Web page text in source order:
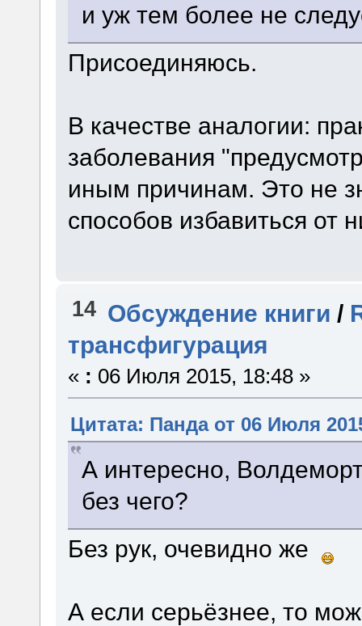
и уж тем более не
Присоединяюсь.
В качестве аналогии:
заболевания
иным причинам. Это не
способов избавиться от
14 Обсуждение книги /
трансфигурация
« : 06 Июля 2015, 18:48 »
Цитата: Панда от 06 Июля
А интересно,
без чего?
Без рук, очевидно же
А если серьёзнее, то